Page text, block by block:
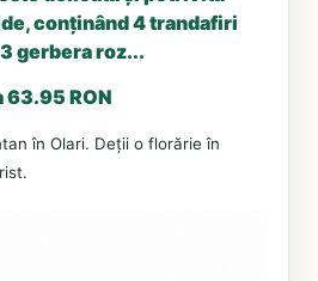
conținând 4 trandafiri
gerbera roz...
63.95 RON
în Olari. Deții o florărie în